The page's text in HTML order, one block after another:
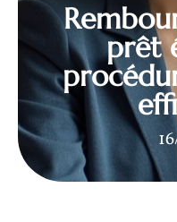
prêt